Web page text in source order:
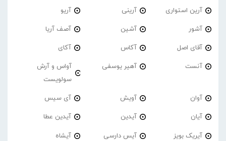
آرین استواری آرینی آریو
آشور آشین آصف آریا
آقای اصل آکاس آکای
آنست آهیر یوسفی
آواس و آرش
سولویست
آوان آویش آی سیس
آیان آیدین آیدین عطا
آیریک بویز آیس دارسی آیشاه